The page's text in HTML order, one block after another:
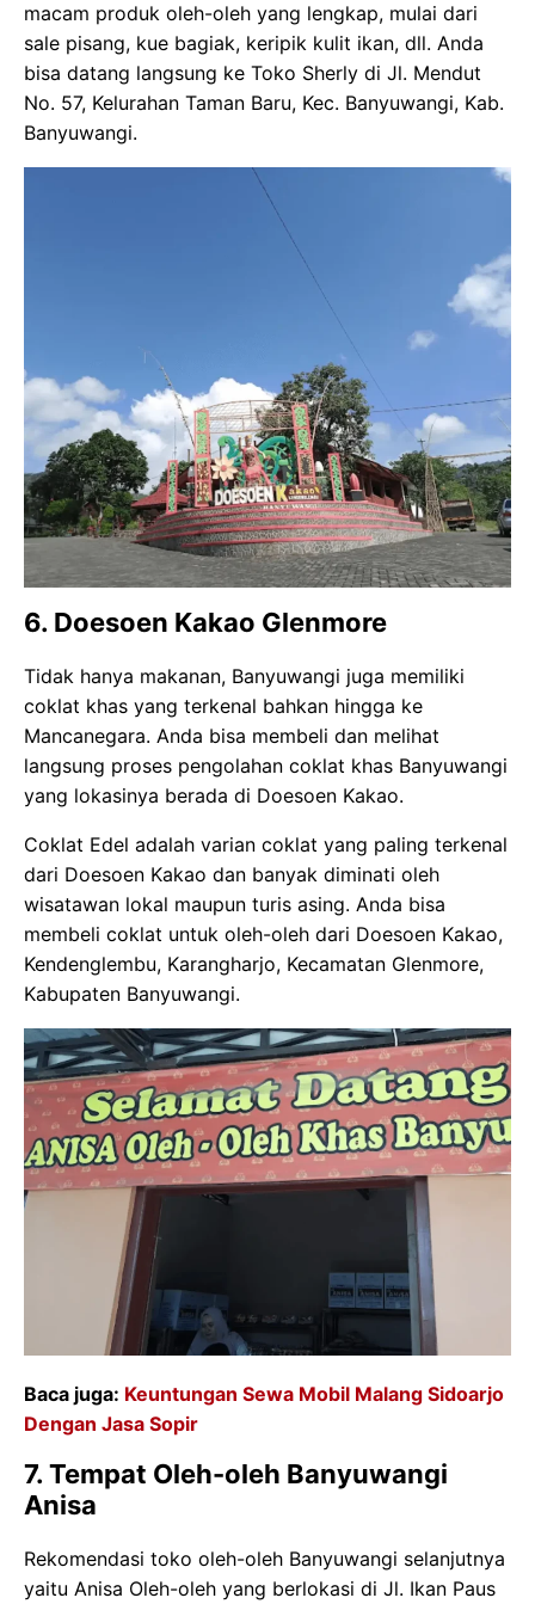
macam produk oleh-oleh yang lengkap, mulai dari
sale pisang, kue bagiak, keripik kulit ikan, dll. Anda
bisa datang langsung ke Toko Sherly di Jl. Mendut
No. 57, Kelurahan Taman Baru, Kec. Banyuwangi, Kab.
Banyuwangi.
6. Doesoen Kakao Glenmore
Tidak hanya makanan, Banyuwangi juga memiliki
coklat khas yang terkenal bahkan hingga ke
Mancanegara. Anda bisa membeli dan melihat
langsung proses pengolahan coklat khas Banyuwangi
yang lokasinya berada di Doesoen Kakao.
Coklat Edel adalah varian coklat yang paling terkenal
dari Doesoen Kakao dan banyak diminati oleh
wisatawan lokal maupun turis asing. Anda bisa
membeli coklat untuk oleh-oleh dari Doesoen Kakao,
Kendenglembu, Karangharjo, Kecamatan Glenmore,
Kabupaten Banyuwangi.
Baca juga: Keuntungan Sewa Mobil Malang Sidoarjo
Dengan Jasa Sopir
7. Tempat Oleh-oleh Banyuwangi
Anisa
Rekomendasi toko oleh-oleh Banyuwangi selanjutnya
yaitu Anisa Oleh-oleh yang berlokasi di Jl. Ikan Paus